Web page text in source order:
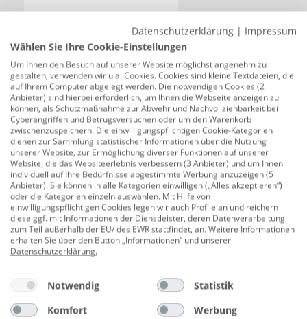
5,83 €/kg
Beschreibung
Rauchmelder Testspray 300 ml
Produktnummer:0775320721
ideal zum Testen der Funktionsfähigkeit
für ca. 100 Testanwendungen
für Rauchmeldern aller Marken
Herstellerinformationen: MTS
MarkenTechnikService GmbH & Co. KG | Carl-Benz-
Straße 2 | 76761 Rülzheim, DEUTSCHLAND | eMail:
Verbraucherhinweise
Datenschutzerklärung | Impressum
Wählen Sie Ihre Cookie-Einstellungen
Um Ihnen den Besuch auf unserer Website möglichst angenehm zu
gestalten, verwenden wir u.a. Cookies. Cookies sind kleine Textdateien, die
auf Ihrem Computer abgelegt werden. Die notwendigen Cookies (2
Anbieter) sind hierbei erforderlich, um Ihnen die Webseite anzeigen zu
können, als Schutzmaßnahme zur Abwehr und Nachvollziehbarkeit bei
Cyberangriffen und Betrugsversuchen oder um den Warenkorb
zwischenzuspeichern. Die einwilligungspflichtigen Cookie-Kategorien
dienen zur Sammlung statistischer Informationen über die Nutzung
unserer Website, zur Ermöglichung diverser Funktionen auf unserer
Website, die das Websiteerlebnis verbessern (3 Anbieter) und um Ihnen
individuell auf Ihre Bedürfnisse abgestimmte Werbung anzuzeigen (5
Anbieter). Sie können in alle Kategorien einwilligen („Alles akzeptieren“)
oder die Kategorien einzeln auswählen. Mit Hilfe von
einwilligungspflichtigen Cookies legen wir auch Profile an und reichern
diese ggf. mit Informationen der Dienstleister, deren Datenverarbeitung
zum Teil außerhalb der EU/ des EWR stattfindet, an. Weitere Informationen
erhalten Sie über den Button „Informationen“ und unserer
Datenschutzerklärung.
Notwendig
Statistik
Komfort
Werbung